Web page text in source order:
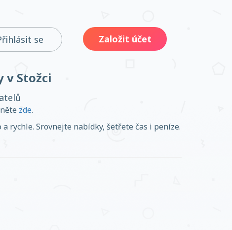
se Založit účet
v Stožci
zde.
rychle. Srovnejte nabídky, šetřete čas i peníze.